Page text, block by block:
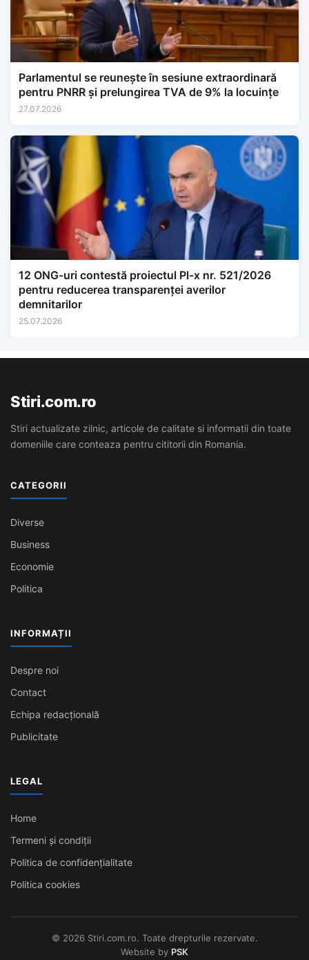
Parlamentul se reunește în sesiune extraordinară
pentru PNRR și prelungirea TVA de 9% la locuințe
27.07.2026
12 ONG-uri contestă proiectul Pl-x nr. 521/2026
pentru reducerea transparenței averilor
demnitarilor
25.07.2026
Stiri.com.ro
Stiri actualizate zilnic, articole de calitate si informatii din toate
domeniile care conteaza pentru cititorii din Romania.
CATEGORII
Diverse
Business
Economie
Politica
INFORMAȚII
Despre noi
Contact
Echipa redacțională
Publicitate
LEGAL
Home
Termeni și condiții
Politica de confidențialitate
Politica cookies
© 2026 Stiri.com.ro. Toate drepturile rezervate.
Website by PSK